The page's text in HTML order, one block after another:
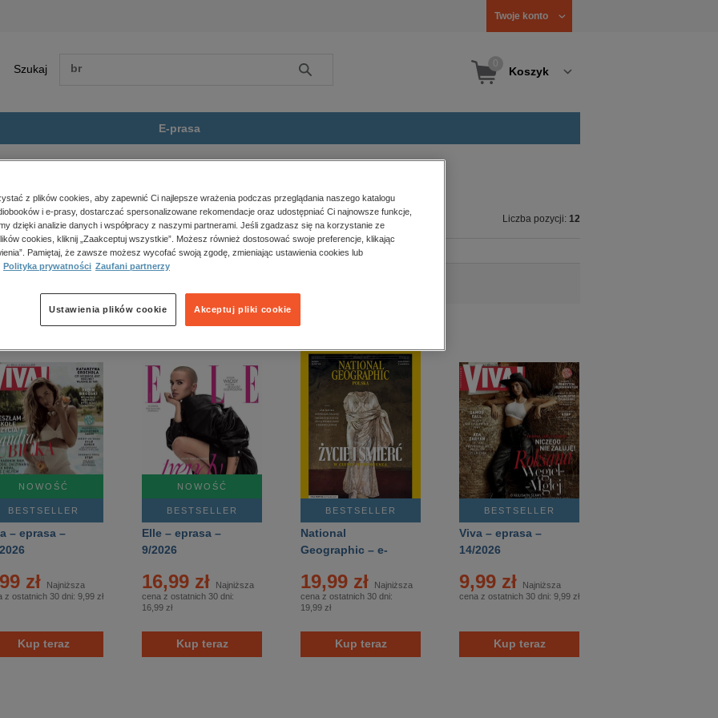
Twoje konto
Szukaj Szukaj Koszyk
E-prasa
Zobacz wszystkie E-prasa
polityka, społeczno-informacyjne
psychologiczne
inne
popularno-naukowe
historia
zdrowie
religie
International Polska Liczba pozycji: 12
NOWOŚĆ
BESTSELLER
– eprasa –
zł
Najniższa
z ostatnich 30 dni: 9,99 zł
Kup teraz
NOWOŚĆ
BESTSELLER
Elle – eprasa –
9/2026
16,99 zł
Najniższa
cena z ostatnich 30 dni:
16,99 zł
Kup teraz
BESTSELLER
National
Geographic – e-
19,99 zł
Najniższa
cena z ostatnich 30 dni:
19,99 zł
Kup teraz
BESTSELLER
Viva – eprasa –
14/2026
9,99 zł
Najniższa
cena z ostatnich 30 dni: 9,99 zł
Kup teraz
z plików cookies, aby zapewnić Ci najlepsze wrażenia podczas przeglądania naszego katalogu
i e-prasy, dostarczać spersonalizowane rekomendacje oraz udostępniać Ci najnowsze funkcje,
dzięki analizie danych i współpracy z naszymi partnerami. Jeśli zgadzasz się na korzystanie ze
cookies, kliknij „Zaakceptuj wszystkie”. Możesz również dostosować swoje preferencje, klikając
Pamiętaj, że zawsze możesz wycofać swoją zgodę, zmieniając ustawienia cookies lub
Polityka prywatności Zaufani partnerzy
Akceptuj pliki cookie
Ustawienia plików cookie